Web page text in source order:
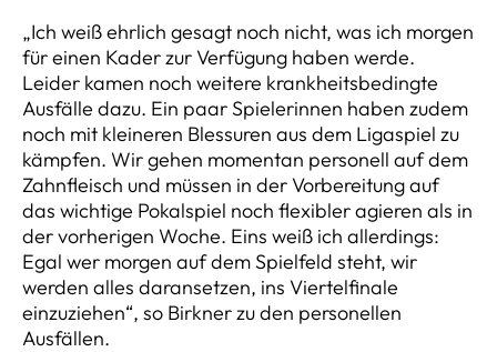
„Ich weiß ehrlich gesagt noch nicht, was ich morgen
für einen Kader zur Verfügung haben werde.
Leider kamen noch weitere krankheitsbedingte
Ausfälle dazu. Ein paar Spielerinnen haben zudem
noch mit kleineren Blessuren aus dem Ligaspiel zu
kämpfen. Wir gehen momentan personell auf dem
Zahnfleisch und müssen in der Vorbereitung auf
das wichtige Pokalspiel noch flexibler agieren als in
der vorherigen Woche. Eins weiß ich allerdings:
Egal wer morgen auf dem Spielfeld steht, wir
werden alles daransetzen, ins Viertelfinale
einzuziehen“, so Birkner zu den personellen
Ausfällen.